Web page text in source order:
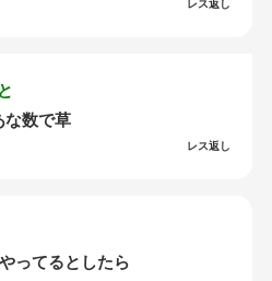
レス返し
な数で草
レス返し
ってるとしたら